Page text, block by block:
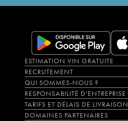
ESTIMATION VIN GRATUITE
RECRUTEMENT
QUI SOMMES-NOUS ?
RESPONSABILITÉ D'ENTREPRISE
TARIFS ET DÉLAIS DE LIVRAISON
DOMAINES PARTENAIRES